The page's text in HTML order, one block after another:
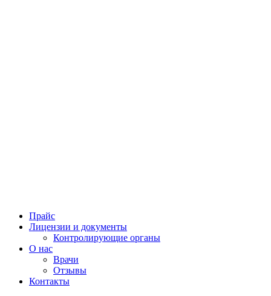
Прайс
Лицензии и документы
Контролирующие органы
О нас
Врачи
Отзывы
Контакты